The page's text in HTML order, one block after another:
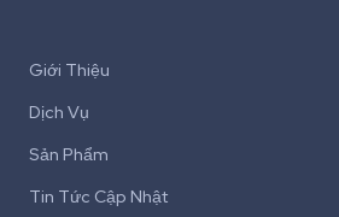
Giới Thiệu
Dịch Vụ
Sản Phẩm
Tin Tức Cập Nhật